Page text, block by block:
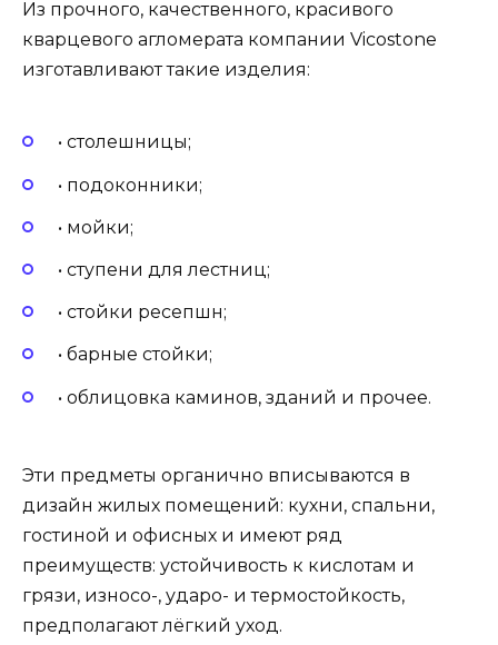
Из прочного, качественного, красивого
кварцевого агломерата компании Vicostone
изготавливают такие изделия:
• столешницы;
• подоконники;
• мойки;
• ступени для лестниц;
• стойки ресепшн;
• барные стойки;
• облицовка каминов, зданий и прочее.
Эти предметы органично вписываются в
дизайн жилых помещений: кухни, спальни,
гостиной и офисных и имеют ряд
преимуществ: устойчивость к кислотам и
грязи, износо-, ударо- и термостойкость,
предполагают лёгкий уход.